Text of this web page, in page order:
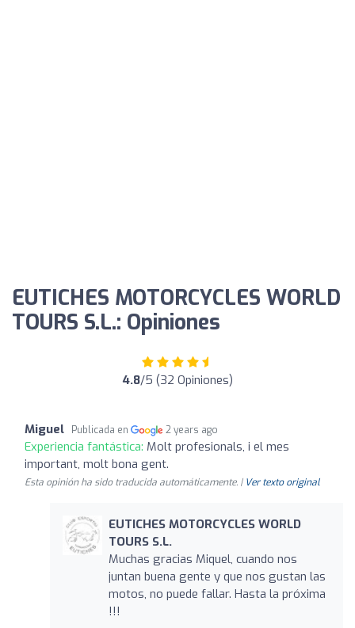
EUTICHES MOTORCYCLES WORLD
TOURS S.L.: Opiniones
4.8/5 (32 Opiniones)
Miguel Publicada en 2 years ago
Experiencia fantástica: Molt profesionals, i el mes
important, molt bona gent.
Esta opinión ha sido traducida automáticamente. | Ver texto original
EUTICHES MOTORCYCLES WORLD
TOURS S.L.
Muchas gracias Miquel, cuando nos
juntan buena gente y que nos gustan las
motos, no puede fallar. Hasta la próxima
!!!